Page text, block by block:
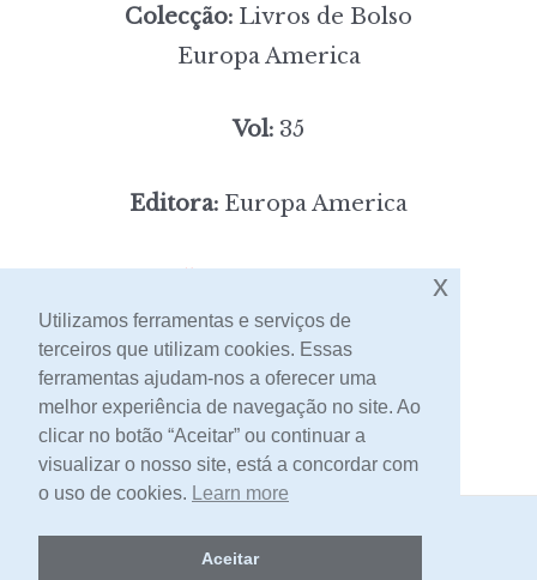
Colecção: Livros de Bolso
Europa America
Vol: 35
Editora: Europa America
[portes incluídos]
Contacto
2026 -Livraria Egrégora
Utilizamos ferramentas e serviços de
terceiros que utilizam cookies. Essas
ferramentas ajudam-nos a oferecer uma
melhor experiência de navegação no site. Ao
clicar no botão “Aceitar” ou continuar a
visualizar o nosso site, está a concordar com
o uso de cookies. Learn more
Aceitar
x